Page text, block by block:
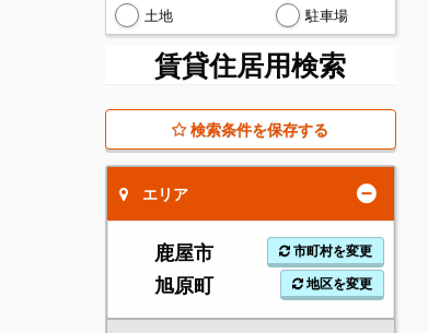
土地
駐車場
賃貸住居用検索
検索条件を保存する
エリア
鹿屋市 市町村を変更
旭原町 地区を変更